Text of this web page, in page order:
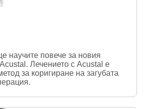
научите повече за новия
Лечението с Acustal е
за коригиране на загубата